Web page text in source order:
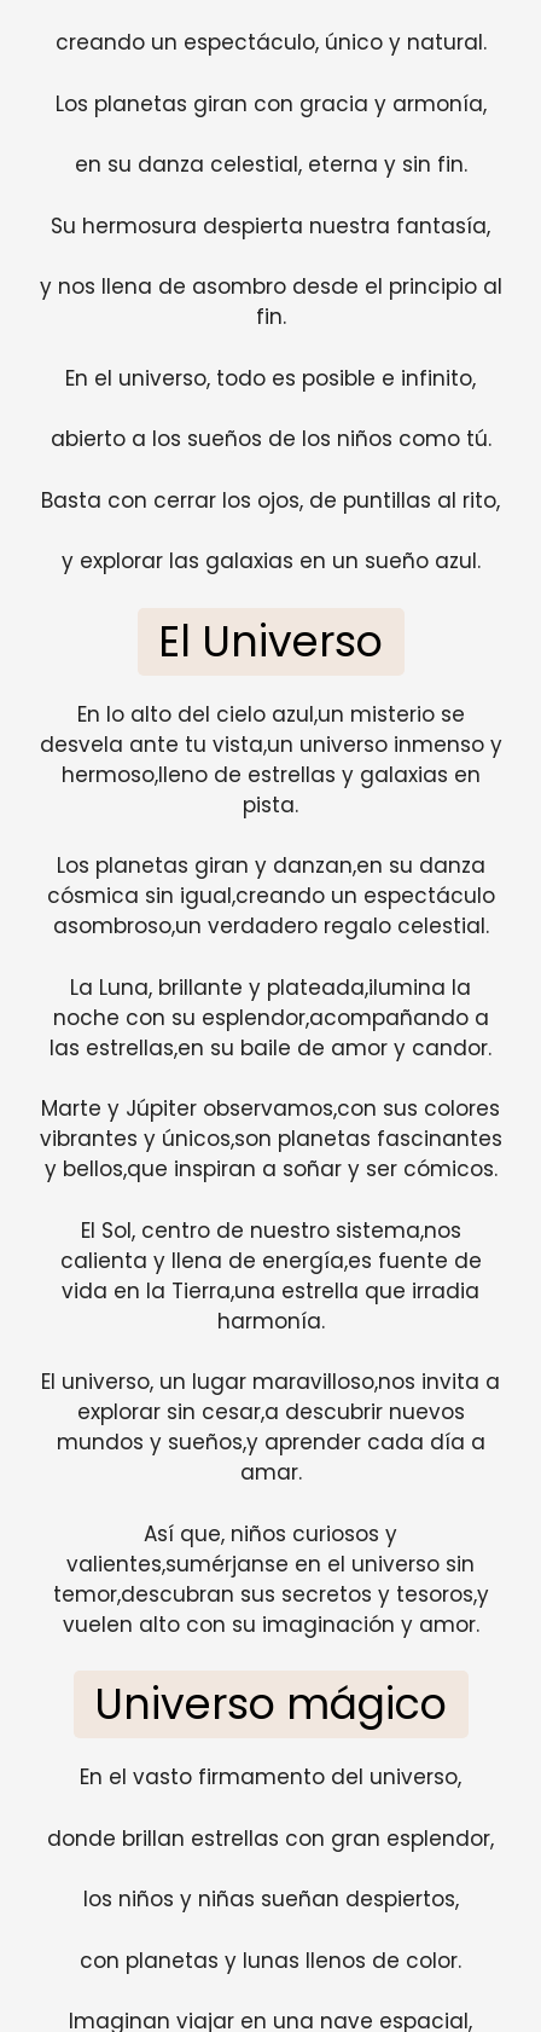
creando un espectáculo, único y natural.
Los planetas giran con gracia y armonía,
en su danza celestial, eterna y sin fin.
Su hermosura despierta nuestra fantasía,
y nos llena de asombro desde el principio al
fin.
En el universo, todo es posible e infinito,
abierto a los sueños de los niños como tú.
Basta con cerrar los ojos, de puntillas al rito,
y explorar las galaxias en un sueño azul.
El Universo
En lo alto del cielo azul,un misterio se
desvela ante tu vista,un universo inmenso y
hermoso,lleno de estrellas y galaxias en
pista.
Los planetas giran y danzan,en su danza
cósmica sin igual,creando un espectáculo
asombroso,un verdadero regalo celestial.
La Luna, brillante y plateada,ilumina la
noche con su esplendor,acompañando a
las estrellas,en su baile de amor y candor.
Marte y Júpiter observamos,con sus colores
vibrantes y únicos,son planetas fascinantes
y bellos,que inspiran a soñar y ser cómicos.
El Sol, centro de nuestro sistema,nos
calienta y llena de energía,es fuente de
vida en la Tierra,una estrella que irradia
harmonía.
El universo, un lugar maravilloso,nos invita a
explorar sin cesar,a descubrir nuevos
mundos y sueños,y aprender cada día a
amar.
Así que, niños curiosos y
valientes,sumérjanse en el universo sin
temor,descubran sus secretos y tesoros,y
vuelen alto con su imaginación y amor.
Universo mágico
En el vasto firmamento del universo,
donde brillan estrellas con gran esplendor,
los niños y niñas sueñan despiertos,
con planetas y lunas llenos de color.
Imaginan viajar en una nave espacial,